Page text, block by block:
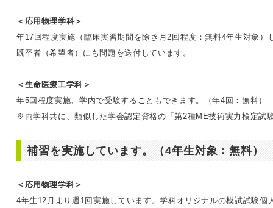
＜応用物理学科＞
年17回程度実施（臨床実習期間を除き月2回程度：無料4年生対象）
既卒者（希望者）にも問題を送付しています。
＜生命医療工学科＞
年5回程度実施、学内で受験することもできます。（年4回：無料）
※両学科共に、類似した学会認定資格の「第2種ME技術実力検定試
補習を実施しています。（4年生対象：無料）
＜応用物理学科＞
4年生12月より週1回実施しています。学科オリジナルの模試試験